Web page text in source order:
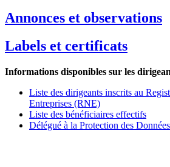
Annonces et observations
Labels et certificats
Informations disponibles sur les
Liste des dirigeants inscrits au
Entreprises (RNE)
Liste des bénéficiaires effectifs
Délégué à la Protection des